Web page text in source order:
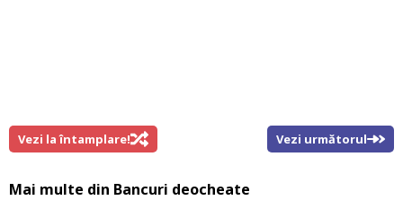
Vezi la întamplare! Vezi următorul
Mai multe din Bancuri deocheate